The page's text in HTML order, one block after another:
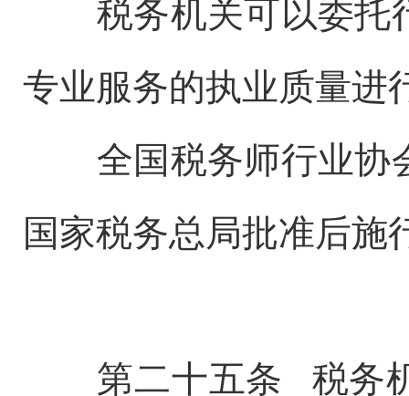
税务机关可以委托
专业服务的执业质量进
全国税务师行业协
国家税务总局批准后施
第二十五条 税务机